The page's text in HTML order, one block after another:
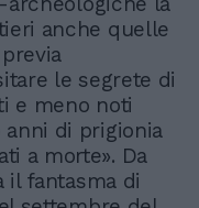
anche quelle
le segrete di
e meno noti
anni di prigionia
a morte». Da
il fantasma di